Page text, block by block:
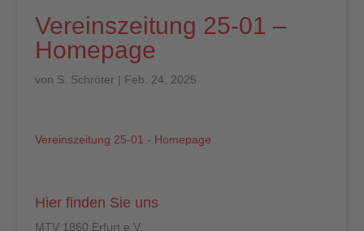
Vereinszeitung 25-01 –
Homepage
von S. Schröter | Feb. 24, 2025
Vereinszeitung 25-01 - Homepage
Hier finden Sie uns
MTV 1860 Erfurt e.V.